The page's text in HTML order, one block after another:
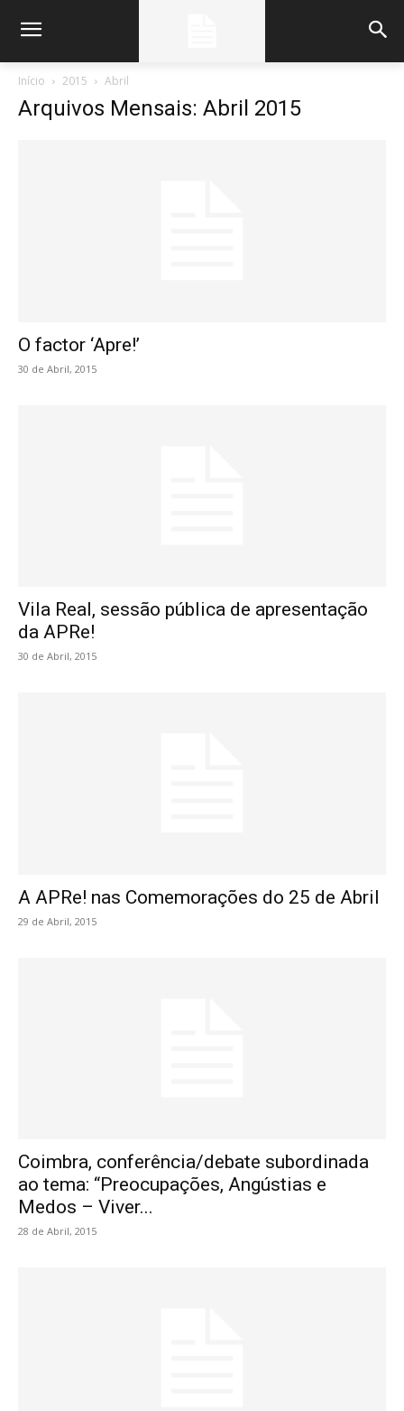
Início 2015 Abril
Arquivos Mensais: Abril 2015
O factor ‘Apre!’
30 de Abril, 2015
Vila Real, sessão pública de apresentação
da APRe!
30 de Abril, 2015
A APRe! nas Comemorações do 25 de Abril
29 de Abril, 2015
Coimbra, conferência/debate subordinada
ao tema: “Preocupações, Angústias e
Medos – Viver...
28 de Abril, 2015